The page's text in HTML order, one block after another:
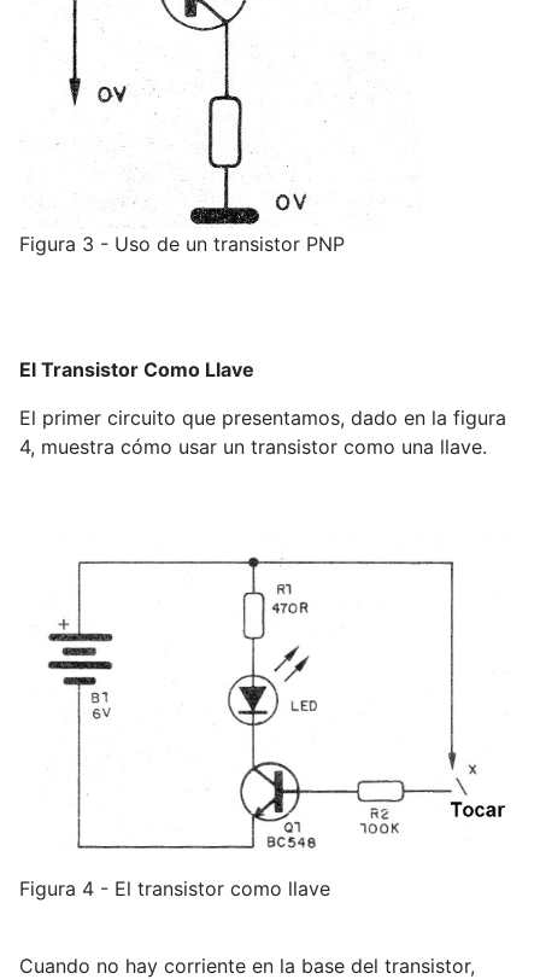
Figura 3 - Uso de un transistor PNP
El Transistor Como Llave
El primer circuito que presentamos, dado en la figura
4, muestra cómo usar un transistor como una llave.
Figura 4 - El transistor como llave
Cuando no hay corriente en la base del transistor,